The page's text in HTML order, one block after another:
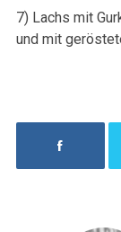
7) Lachs mit
und mit